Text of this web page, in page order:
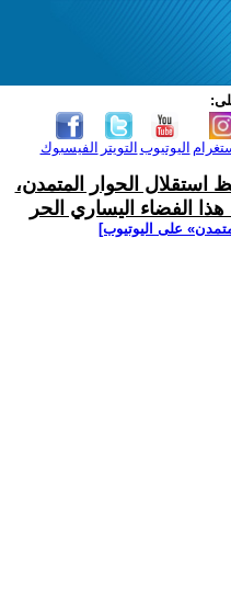
الفيسبوك التويتر اليوتيوب
استقلال الحوار المتمدن،
الفضاء اليساري الحر
على اليوتيوب]